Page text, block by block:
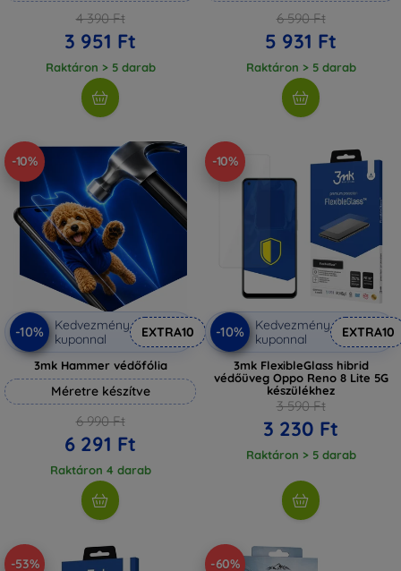
4 390 Ft
3 951 Ft
Raktáron > 5 darab
6 590 Ft
5 931 Ft
Raktáron > 5 darab
-10%
-10%
Kedvezmény
kuponnal
EXTRA10
3mk Hammer védőfólia
Méretre készítve
6 990 Ft
6 291 Ft
Raktáron 4 darab
-10%
-10%
Kedvezmény
kuponnal
EXTRA10
3mk FlexibleGlass hibrid
védőüveg Oppo Reno 8 Lite 5G
készülékhez
3 590 Ft
3 230 Ft
Raktáron > 5 darab
-53% -60%